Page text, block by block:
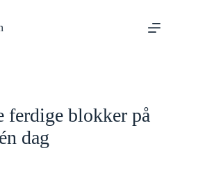
blokker på
én dag